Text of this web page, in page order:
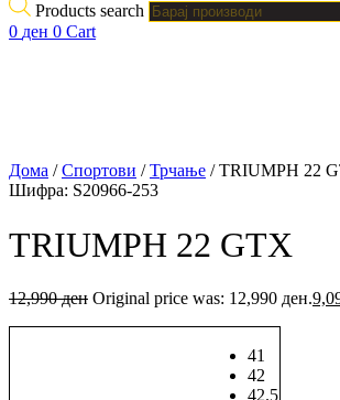
Products search
0 ден 0 Cart
Дома /Спортови /Трчање / TRIUMPH 22
Шифра: S20966-253
TRIUMPH 22 GTX
12,990ден Original price was: 12,990 ден.
41
42
42.5